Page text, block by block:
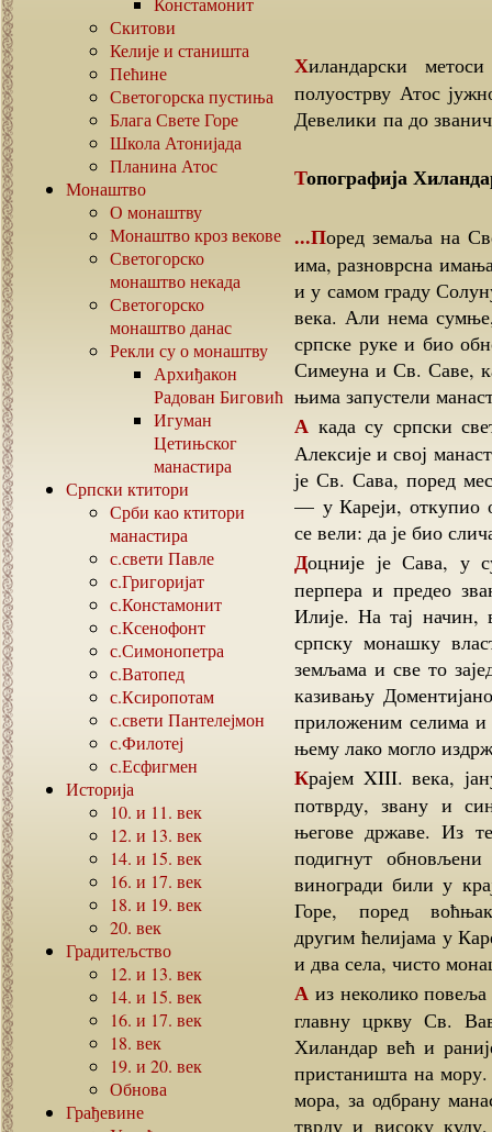
Скитови
Келије и станишта
Пећине
Светогорска пустиња
Блага Свете Горе
Школа Атонијада
Планина Атос
Монаштво
О монаштву
Монаштво кроз векове
Светогорско
монаштво некада
Светогорско
монаштво данас
Рекли су о монаштву
Архиђакон
Радован Биговић
Игуман
Цетињског
манастира
Српски ктитори
Срби као ктитори
манастира
с.свети Павле
с.Григоријат
с.Констамонит
с.Ксенофонт
с.Симонопетра
с.Ватопед
с.Ксиропотам
с.свети Пантелејмон
с.Филотеј
с.Есфигмен
Историја
10. и 11. век
12. и 13. век
14. и 15. век
16. и 17. век
18. и 19. век
20. век
Градитељство
12. и 13. век
14. и 15. век
16. и 17. век
18. век
19. и 20. век
Обнова
Грађевине
Хиландарски метоси на Атосу су поседи манастира Хиландара на
полуострву Атос
Девелики па до
Топографија
...Поред земаља на Светој Гори — Атосу имао је Хиландар, а и данас још
има, разноврсна
и у самом граду
века. Али нема
српске руке и био
Симеуна и Св. Саве,
њима запустели
А када су српски светитељи обновили тај манастир приложио му је цар
Алексије и свој
је Св. Сава, поред
— у Кареји, откупио
се вели: да је био
Доцније је Сава, у суседству зишке метохије, откупио за 600 великих
перпера и предео
Илије. На тај начин,
српску монашку
земљама и све то
казивању
приложеним селима и
њему лако могло
Крајем XIII. века, јануара 1292. г., византијски цар Андроник II., дао је
потврду, звану и
његове државе. Из
подигнут
виногради били у
Горе, поред
другим ћелијама у
и два села, чисто
А из неколико повеља краља Милутина, који је почетком XIV. в. обновио и
главну цркву Св.
Хиландар већ и
пристаништа на
мора, за одбрану
тврду и високу